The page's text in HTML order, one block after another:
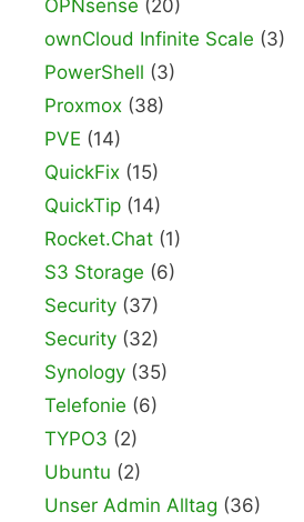
OPNsense (20)
ownCloud Infinite Scale (3)
PowerShell (3)
Proxmox (38)
PVE (14)
QuickFix (15)
QuickTip (14)
Rocket.Chat (1)
S3 Storage (6)
Security (37)
Security (32)
Synology (35)
Telefonie (6)
TYPO3 (2)
Ubuntu (2)
Unser Admin Alltag (36)